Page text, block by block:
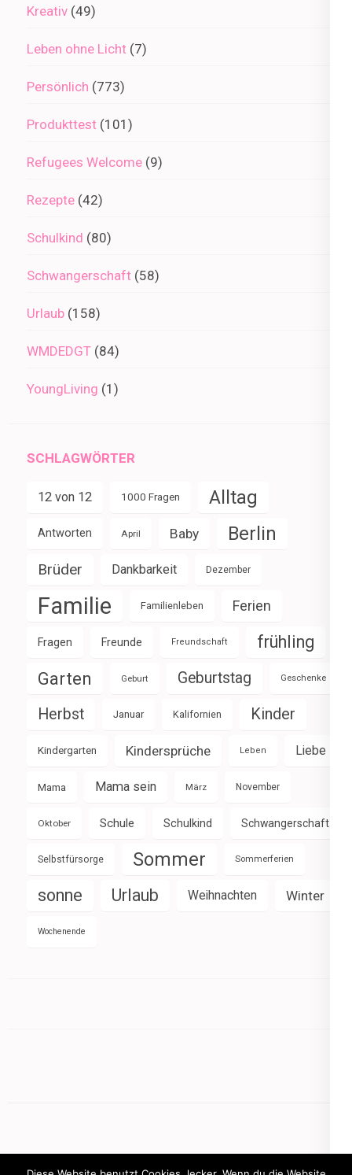
Kreativ (49)
Leben ohne Licht (7)
Persönlich (773)
Produkttest (101)
Refugees Welcome (9)
Rezepte (42)
Schulkind (80)
Schwangerschaft (58)
Urlaub (158)
WMDEDGT (84)
YoungLiving (1)
SCHLAGWÖRTER
12 von 12 1000 Fragen Alltag
Antworten April Baby Berlin
Brüder Dankbarkeit Dezember
Familie Familienleben Ferien
Fragen Freunde Freundschaft frühling
Garten Geburt Geburtstag Geschenke
Herbst Januar Kalifornien Kinder
Kindergarten Kindersprüche Leben Liebe
Mama Mama sein März November
Oktober Schule Schulkind Schwangerschaft
Selbstfürsorge Sommer Sommerferien
sonne Urlaub Weihnachten Winter
Wochenende